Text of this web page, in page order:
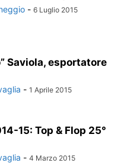
- 6 Luglio 2015
Saviola, esportatore
- 1 Aprile 2015
15: Top & Flop 25°
- 4 Marzo 2015